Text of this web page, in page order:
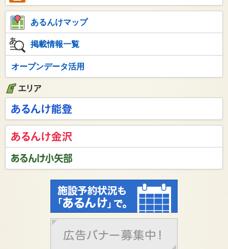
あるんけマップ
掲載情報一覧
オープンデータ活用